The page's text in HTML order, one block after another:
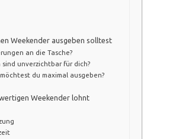
Weekender ausgeben solltest
an die Tasche?
unverzichtbar für dich?
du maximal ausgeben?
Weekender lohnt